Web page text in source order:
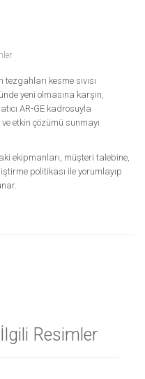
kesme sıvısı
yeni olmasına karşın,
AR-GE kadrosuyla
etkin çözümü sunmayı
ekipmanları, müşteri talebine,
politikası ile yorumlayıp
Resimler